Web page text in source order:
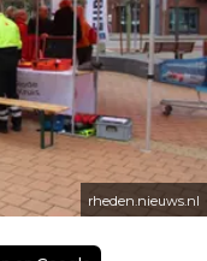
rheden.nieuws.nl